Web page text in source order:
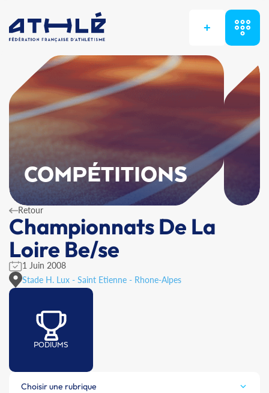
+
COMPÉTITIONS
Retour
Championnats De La
Loire Be/se
1 Juin 2008
Stade H. Lux - Saint Etienne - Rhone-Alpes
PODIUMS
Choisir une rubrique